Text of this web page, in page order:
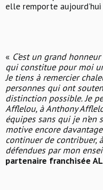
elle remporte
« C’est un grand
qui constitue pour moi
Je tiens à remercier
personnes qui ont
distinction possible. Je
Afflelou, à Anthony
équipes sans qui je n’en
motive encore
continuer de contribuer,
défendues par mon
partenaire franchisée